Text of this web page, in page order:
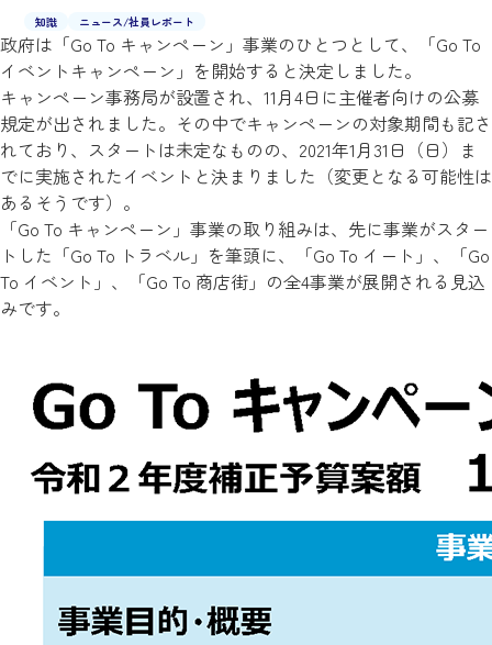
知識 ニュース/社員レポート
政府は「Go To キャンペーン」事業のひとつとして、「Go To
イベントキャンペーン」を開始すると決定しました。
キャンペーン事務局が設置され、11月4日に主催者向けの公募
規定が出されました。その中でキャンペーンの対象期間も記さ
れており、スタートは未定なものの、2021年1月31日（日）ま
でに実施されたイベントと決まりました（変更となる可能性は
あるそうです）。
「Go To キャンペーン」事業の取り組みは、先に事業がスター
トした「Go To トラベル」を筆頭に、「Go To イート」、「Go
To イベント」、「Go To 商店街」の全4事業が展開される見込
みです。